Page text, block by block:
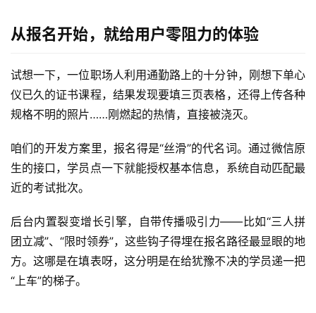
从报名开始，就给用户零阻力的体验
试想一下，一位职场人利用通勤路上的十分钟，刚想下单心
仪已久的证书课程，结果发现要填三页表格，还得上传各种
规格不明的照片……刚燃起的热情，直接被浇灭。
咱们的开发方案里，报名得是“丝滑”的代名词。通过微信原
生的接口，学员点一下就能授权基本信息，系统自动匹配最
近的考试批次。
后台内置裂变增长引擎，自带传播吸引力——比如“三人拼
团立减”、“限时领券”，这些钩子得埋在报名路径最显眼的地
方。这哪是在填表呀，这分明是在给犹豫不决的学员递一把
“上车”的梯子。